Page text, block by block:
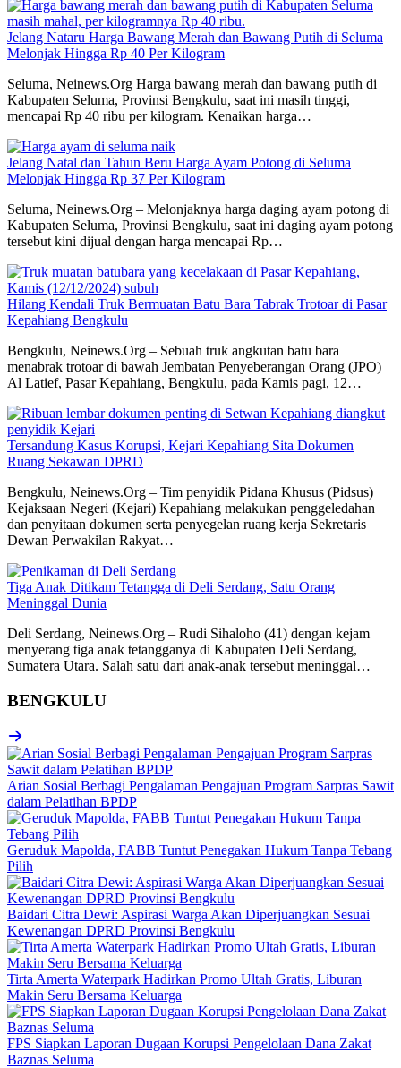
Jelang Nataru Harga Bawang Merah dan Bawang Putih di Seluma
Melonjak Hingga Rp 40 Per Kilogram
Seluma, Neinews.Org Harga bawang merah dan bawang putih di
Kabupaten Seluma, Provinsi Bengkulu, saat ini masih tinggi,
mencapai Rp 40 ribu per kilogram. Kenaikan harga…
Jelang Natal dan Tahun Beru Harga Ayam Potong di Seluma
Melonjak Hingga Rp 37 Per Kilogram
Seluma, Neinews.Org – Melonjaknya harga daging ayam potong di
Kabupaten Seluma, Provinsi Bengkulu, saat ini daging ayam potong
tersebut kini dijual dengan harga mencapai Rp…
Hilang Kendali Truk Bermuatan Batu Bara Tabrak Trotoar di Pasar
Kepahiang Bengkulu
Bengkulu, Neinews.Org – Sebuah truk angkutan batu bara
menabrak trotoar di bawah Jembatan Penyeberangan Orang (JPO)
Al Latief, Pasar Kepahiang, Bengkulu, pada Kamis pagi, 12…
Tersandung Kasus Korupsi, Kejari Kepahiang Sita Dokumen
Ruang Sekawan DPRD
Bengkulu, Neinews.Org – Tim penyidik Pidana Khusus (Pidsus)
Kejaksaan Negeri (Kejari) Kepahiang melakukan penggeledahan
dan penyitaan dokumen serta penyegelan ruang kerja Sekretaris
Dewan Perwakilan Rakyat…
Tiga Anak Ditikam Tetangga di Deli Serdang, Satu Orang
Meninggal Dunia
Deli Serdang, Neinews.Org – Rudi Sihaloho (41) dengan kejam
menyerang tiga anak tetangganya di Kabupaten Deli Serdang,
Sumatera Utara. Salah satu dari anak-anak tersebut meninggal…
BENGKULU
Arian Sosial Berbagi Pengalaman Pengajuan Program Sarpras Sawit
dalam Pelatihan BPDP
Geruduk Mapolda, FABB Tuntut Penegakan Hukum Tanpa Tebang
Pilih
Baidari Citra Dewi: Aspirasi Warga Akan Diperjuangkan Sesuai
Kewenangan DPRD Provinsi Bengkulu
Tirta Amerta Waterpark Hadirkan Promo Ultah Gratis, Liburan
Makin Seru Bersama Keluarga
FPS Siapkan Laporan Dugaan Korupsi Pengelolaan Dana Zakat
Baznas Seluma